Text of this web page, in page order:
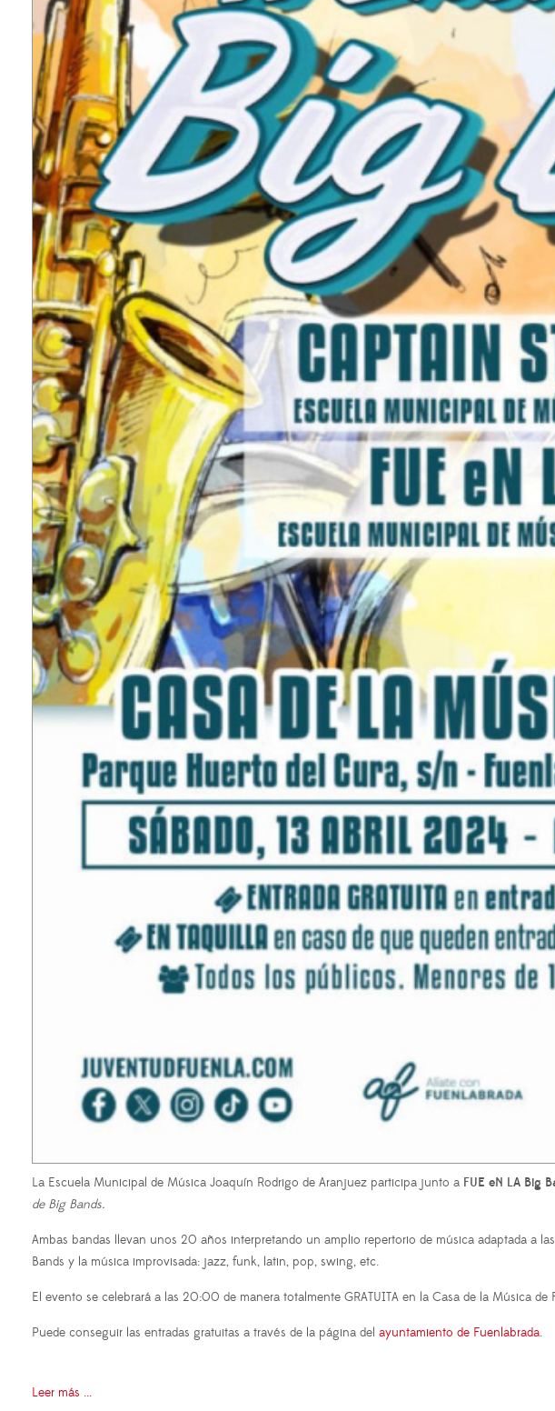
La Escuela Municipal de Música Joaquín Rodrigo de Aranjuez participa junto a FUE eN LA Big
de Big Bands.
Ambas bandas llevan unos 20 años interpretando un amplio repertorio de música adaptada a
Bands y la música improvisada: jazz, funk, latin, pop, swing, etc.
El evento se celebrará a las 20:00 de manera totalmente GRATUITA en la Casa de la Música de
Puede conseguir las entradas gratuitas a través de la página del ayuntamiento de Fuenlabrada.
Leer más ...